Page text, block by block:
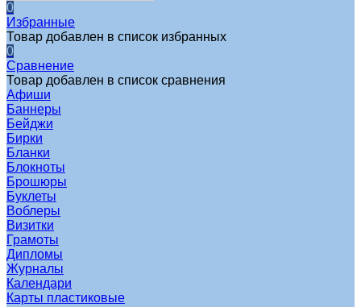
0
Избранные
Товар добавлен в список избранных
0
Сравнение
Товар добавлен в список сравнения
Афиши
Баннеры
Бейджи
Бирки
Бланки
Блокноты
Брошюры
Буклеты
Воблеры
Визитки
Грамоты
Дипломы
Журналы
Календари
Карты пластиковые